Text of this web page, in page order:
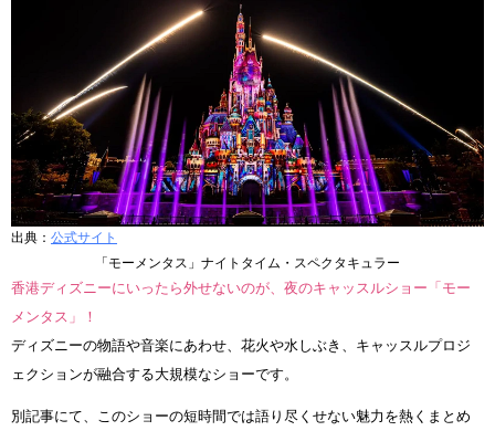
出典： 公式サイト
「モーメンタス」ナイトタイム・スペクタキュラー
香港ディズニーにいったら外せないのが、夜のキャッスルショー「モー
メンタス」！
ディズニーの物語や音楽にあわせ、花火や水しぶき、キャッスルプロジ
ェクションが融合する大規模なショーです。
別記事にて、このショーの短時間では語り尽くせない魅力を熱くまとめ